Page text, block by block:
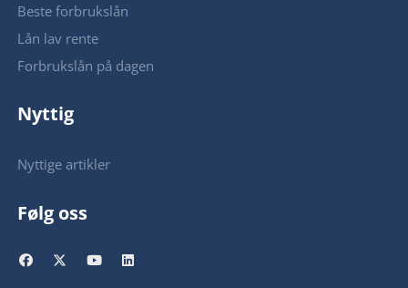
Beste forbrukslån
Lån lav rente
Forbrukslån på dagen
Nyttig
Nyttige artikler
Følg oss